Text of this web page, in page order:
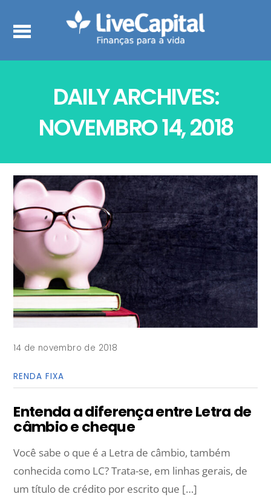
DAILY ARCHIVES:
NOVEMBRO 14, 2018
14 de novembro de 2018
RENDA FIXA
Entenda a diferença entre Letra de
câmbio e cheque
Você sabe o que é a Letra de câmbio, também
conhecida como LC? Trata-se, em linhas gerais, de
um título de crédito por escrito que […]